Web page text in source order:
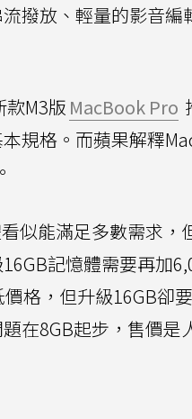
撥放、輕量的影音
款M3版 MacBook Pro
規格。而蘋果解釋
似能滿足多數需求，
16GB記憶體需要再加
格，但升級16GB卻
在8GB起步，售價